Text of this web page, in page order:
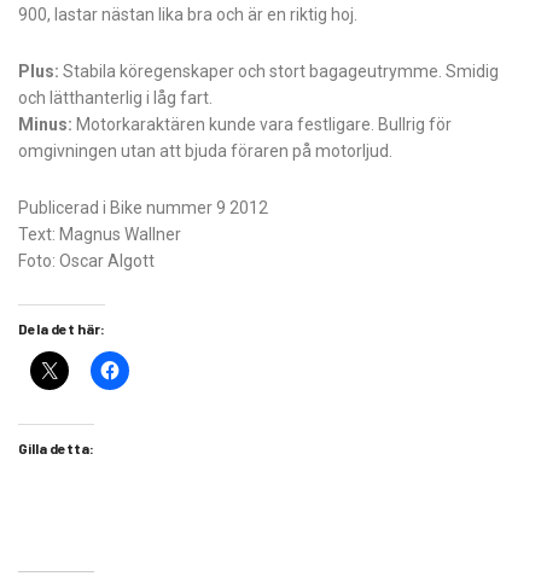
900, lastar nästan lika bra och är en riktig hoj.
Plus: Stabila köregenskaper och stort bagageutrymme. Smidig
och lätthanterlig i låg fart.
Minus: Motorkaraktären kunde vara festligare. Bullrig för
omgivningen utan att bjuda föraren på motorljud.
Publicerad i Bike nummer 9 2012
Text: Magnus Wallner
Foto: Oscar Algott
Dela det här:
Gilla detta: